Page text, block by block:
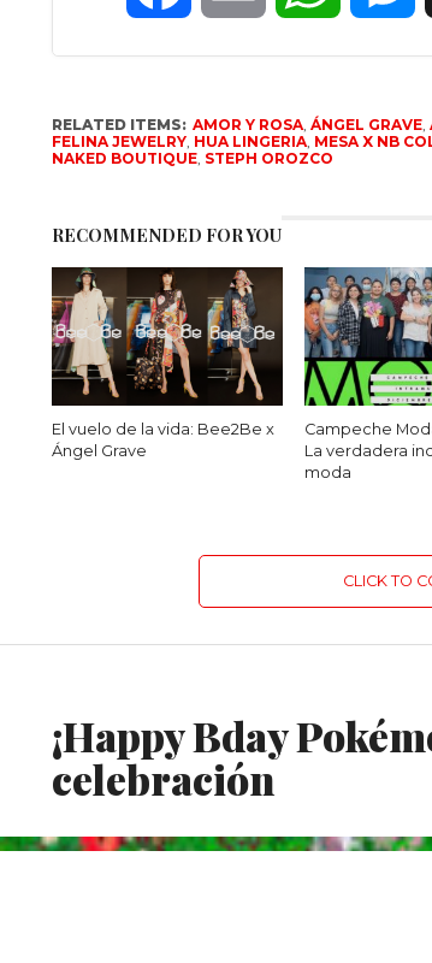
RELATED ITEMS: AMOR Y ROSA, ÁNGEL GRAVE,
FELINA JEWELRY, HUA LINGERIA, MESA X NB
NAKED BOUTIQUE, STEPH OROZCO
RECOMMENDED FOR YOU
El vuelo de la vida: Bee2Be x
Ángel Grave
Campeche
La verdadera
moda
CLICK TO
¡Happy Bday
celebración